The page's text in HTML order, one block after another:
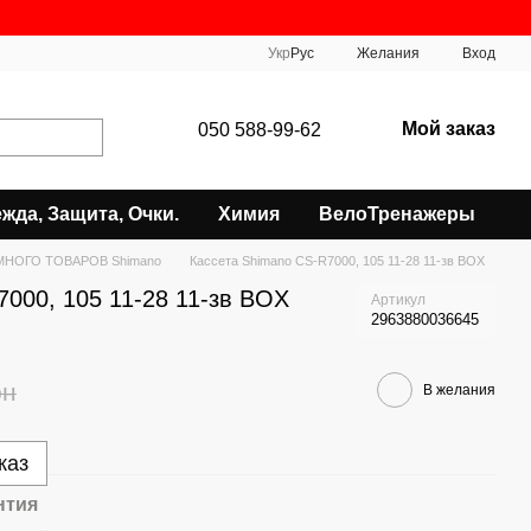
Укр Рус Желания Вход
050 588-99-62 Мой заказ
Защита, Очки. Химия ВелоТренажеры
ТОВАРОВ Shimano Кассета Shimano CS-R7000, 105 11-28 11-зв BOX
105 11-28 11-зв BOX Артикул
2963880036645
В желания